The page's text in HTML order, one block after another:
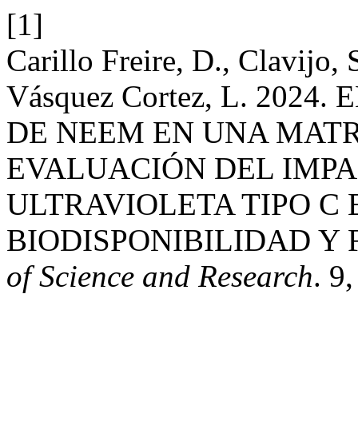
[1]
Carillo Freire, D., Clavijo,
Vásquez Cortez, L. 2024.
DE NEEM EN UNA
EVALUACIÓN DEL
ULTRAVIOLETA TIPO
BIODISPONIBILIDAD Y
of Science and Research.